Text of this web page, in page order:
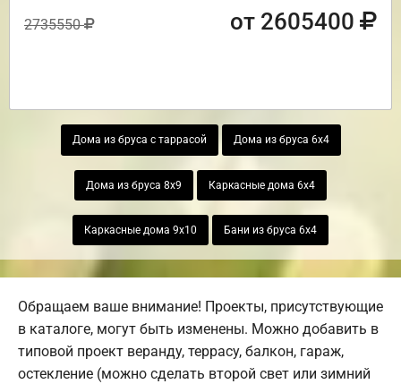
2735550 от 2605400
Дома из бруса с таррасой Дома из бруса 6х4
Дома из бруса 8х9 Каркасные дома 6х4
Каркасные дома 9х10 Бани из бруса 6х4
Обращаем ваше внимание! Проекты, присутствующие
в каталоге, могут быть изменены. Можно добавить в
типовой проект веранду, террасу, балкон, гараж,
остекление (можно сделать второй свет или зимний